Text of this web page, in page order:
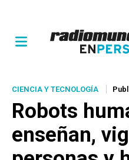
CIENCIA Y TECNOLOGÍA
Robots
enseñan,